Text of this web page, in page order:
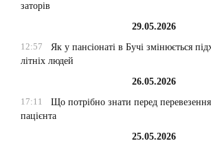
заторів
29.05.2026
12:57
Як у пансіонаті в Бучі змінюється
літніх людей
26.05.2026
17:11
Що потрібно знати перед
пацієнта
25.05.2026